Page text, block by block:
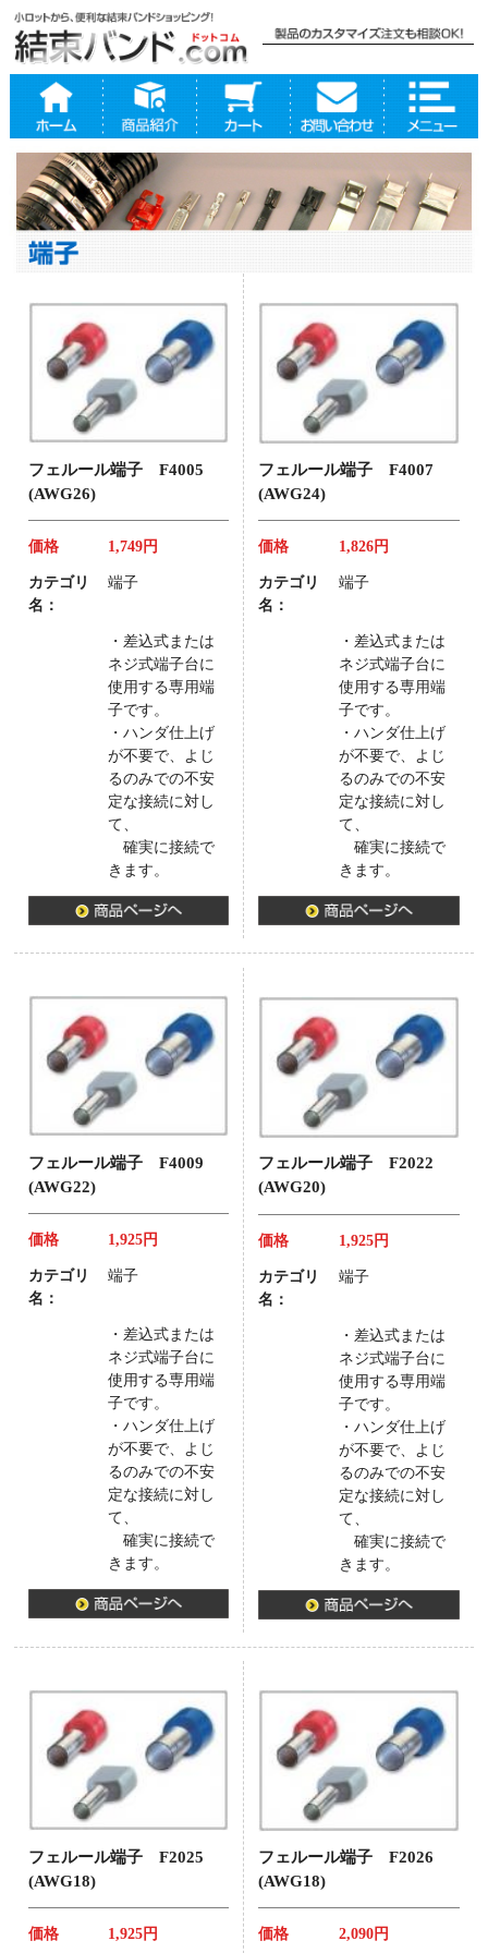
フェルール端子 F4005
(AWG26)
価格 1,749円
カテゴリ
名：
端子
・差込式または
ネジ式端子台に
使用する専用端
子です。
・ハンダ仕上げ
が不要で、よじ
るのみでの不安
定な接続に対し
て、
確実に接続で
きます。
フェルール端子 F4007
(AWG24)
価格 1,826円
カテゴリ
名：
端子
・差込式または
ネジ式端子台に
使用する専用端
子です。
・ハンダ仕上げ
が不要で、よじ
るのみでの不安
定な接続に対し
て、
確実に接続で
きます。
フェルール端子 F4009
(AWG22)
価格 1,925円
カテゴリ
名：
端子
・差込式または
ネジ式端子台に
使用する専用端
子です。
・ハンダ仕上げ
が不要で、よじ
るのみでの不安
定な接続に対し
て、
確実に接続で
きます。
フェルール端子 F2022
(AWG20)
価格 1,925円
カテゴリ
名：
端子
・差込式または
ネジ式端子台に
使用する専用端
子です。
・ハンダ仕上げ
が不要で、よじ
るのみでの不安
定な接続に対し
て、
確実に接続で
きます。
フェルール端子 F2025
(AWG18)
価格 1,925円
フェルール端子 F2026
(AWG18)
価格 2,090円